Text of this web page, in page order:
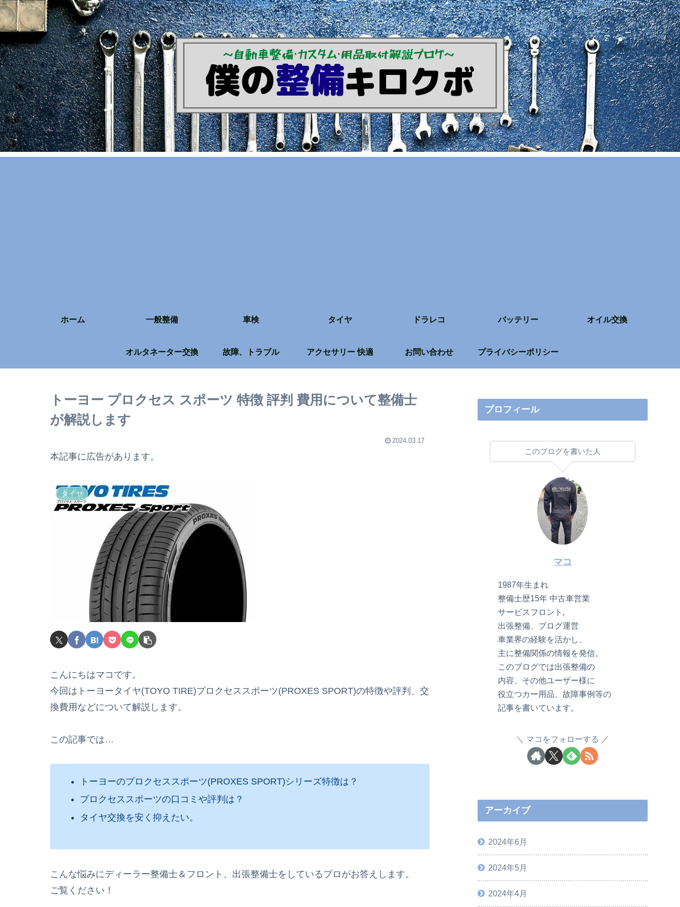
ホーム 一般整備 車検 タイヤ ドラレコ バッテリー オイル交換
オルタネーター交換 故障、トラブル アクセサリー 快適 お問い合わせ プライバシーポリシー
トーヨー プロクセス スポーツ 特徴 評判 費用について整備士
が解説します
2024.03.17
本記事に広告があります。
タイヤ
こんにちはマコです。
今回はトーヨータイヤ(TOYO TIRE)プロクセススポーツ(PROXES SPORT)の特徴や評判、交
換費用などについて解説します。
この記事では…
トーヨーのプロクセススポーツ(PROXES SPORT)シリーズ特徴は？
プロクセススポーツの口コミや評判は？
タイヤ交換を安く抑えたい。
こんな悩みにディーラー整備士＆フロント、出張整備士をしているプロがお答えします。
ご覧ください！
プロフィール
このブログを書いた人
マコ
1987年生まれ
整備士歴15年 中古車営業
サービスフロント,
出張整備、ブログ運営
車業界の経験を活かし、
主に整備関係の情報を発信。
このブログでは出張整備の
内容、その他ユーザー様に
役立つカー用品、故障事例等の
記事を書いています。
マコをフォローする
アーカイブ
2024年6月
2024年5月
2024年4月